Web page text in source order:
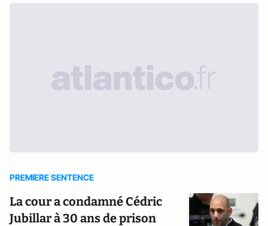
PREMIERE SENTENCE
La cour a condamné Cédric
Jubillar à 30 ans de prison